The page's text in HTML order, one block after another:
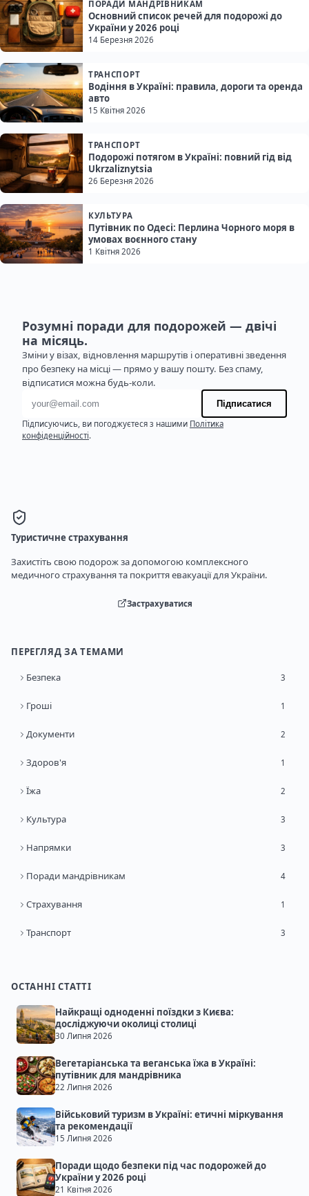
ПОРАДИ МАНДРІВНИКАМ
Основний список речей для подорожі до
України у 2026 році
14 Березня 2026
ТРАНСПОРТ
Водіння в Україні: правила, дороги та оренда
авто
15 Квітня 2026
ТРАНСПОРТ
Подорожі потягом в Україні: повний гід від
Ukrzaliznytsia
26 Березня 2026
КУЛЬТУРА
Путівник по Одесі: Перлина Чорного моря в
умовах воєнного стану
1 Квітня 2026
Розумні поради для подорожей — двічі
на місяць.
Зміни у візах, відновлення маршрутів і оперативні зведення
про безпеку на місці — прямо у вашу пошту. Без спаму,
відписатися можна будь-коли.
Адреса електронної пошти
Підписатися
Підписуючись, ви погоджуєтеся з нашими Політика
конфіденційності.
Туристичне страхування
Захистіть свою подорож за допомогою комплексного
медичного страхування та покриття евакуації для України.
Застрахуватися
ПЕРЕГЛЯД ЗА ТЕМАМИ
Безпека 3
Гроші 1
Документи 2
Здоров'я 1
Їжа 2
Культура 3
Напрямки 3
Поради мандрівникам 4
Страхування 1
Транспорт 3
ОСТАННІ СТАТТІ
Найкращі одноденні поїздки з Києва:
досліджуючи околиці столиці
30 Липня 2026
Вегетаріанська та веганська їжа в Україні:
путівник для мандрівника
22 Липня 2026
Військовий туризм в Україні: етичні міркування
та рекомендації
15 Липня 2026
Поради щодо безпеки під час подорожей до
України у 2026 році
21 Квітня 2026